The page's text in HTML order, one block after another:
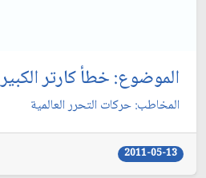
الموضوع: خطأ كارتر الكبير
المخاطب: حركات التحرر العالمية
2011-05-13